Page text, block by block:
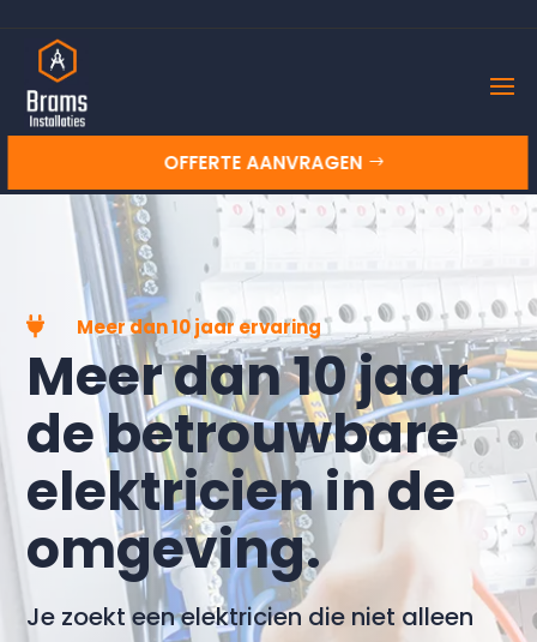
OFFERTE AANVRAGEN
 Meer dan 10 jaar ervaring
Meer dan 10 jaar
de betrouwbare
elektricien in de
omgeving.
Je zoekt een elektricien die niet alleen